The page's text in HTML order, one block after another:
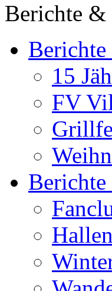
Berichte
15
FV